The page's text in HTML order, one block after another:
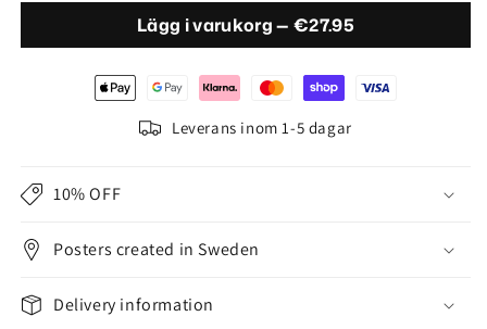
Lägg i varukorg — €27.95
Leverans inom 1-5 dagar
10% OFF
Posters created in Sweden
Delivery information